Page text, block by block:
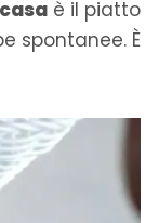
è il piatto
spontanee. È